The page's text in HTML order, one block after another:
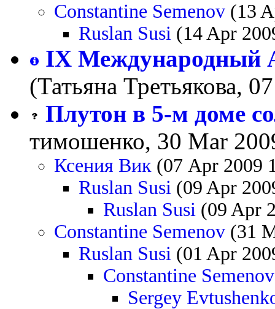
Constantine Semenov (13
Ruslan Susi (14 Apr
IX Международный
(Татьяна Третьякова,
Плутон в 5-м доме
тимошенко, 30 Mar
Ксения Вик (07 Apr 2009
Ruslan Susi (09 Apr
Ruslan Susi (09 Apr
Constantine Semenov (31
Ruslan Susi (01 Apr
Constantine Semenov
Sergey